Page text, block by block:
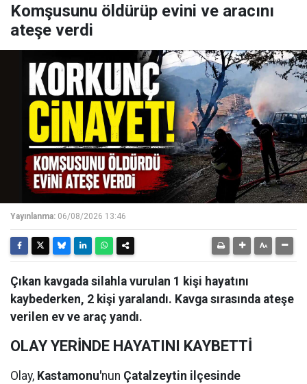
Komşusunu öldürüp evini ve aracını
ateşe verdi
Yayınlanma: 06/08/2026 13:46
Çıkan kavgada silahla vurulan 1 kişi hayatını
kaybederken, 2 kişi yaralandı. Kavga sırasında ateşe
verilen ev ve araç yandı.
OLAY YERİNDE HAYATINI KAYBETTİ
Olay, Kastamonu'nun Çatalzeytin ilçesinde